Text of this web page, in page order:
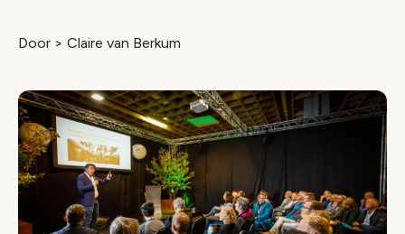
Door > Claire van Berkum